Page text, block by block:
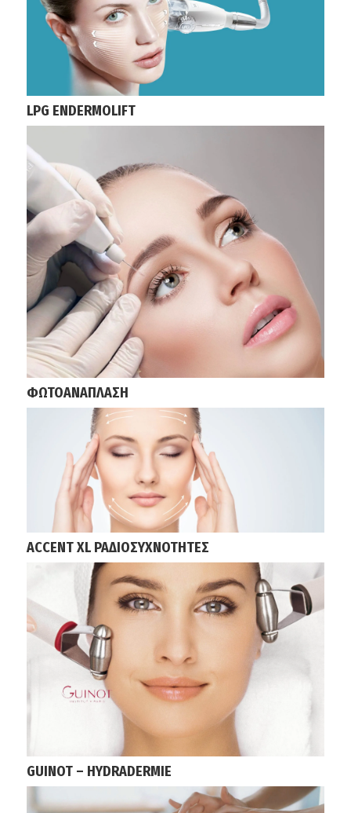
LPG ENDERMOLIFT
ΦΩΤΟΑΝΑΠΛΑΣΗ
ACCENT XL ΡΑΔΙΟΣΥΧΝΟΤΗΤΕΣ
GUINOT – HYDRADERMIE